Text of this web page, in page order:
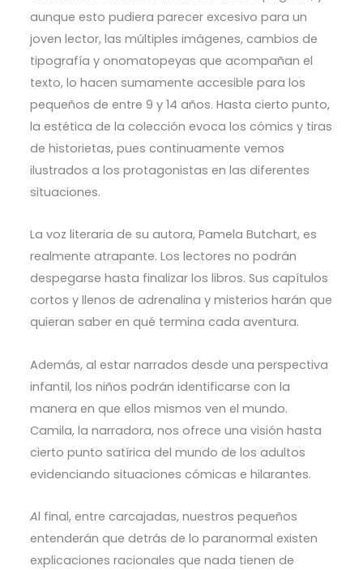
aunque esto pudiera parecer excesivo para un
joven lector, las múltiples imágenes, cambios de
tipografía y onomatopeyas que acompañan el
texto, lo hacen sumamente accesible para los
pequeños de entre 9 y 14 años. Hasta cierto punto,
la estética de la colección evoca los cómics y tiras
de historietas, pues continuamente vemos
ilustrados a los protagonistas en las diferentes
situaciones.
La voz literaria de su autora, Pamela Butchart, es
realmente atrapante. Los lectores no podrán
despegarse hasta finalizar los libros. Sus capítulos
cortos y llenos de adrenalina y misterios harán que
quieran saber en qué termina cada aventura.
Además, al estar narrados desde una perspectiva
infantil, los niños podrán identificarse con la
manera en que ellos mismos ven el mundo.
Camila, la narradora, nos ofrece una visión hasta
cierto punto satírica del mundo de los adultos
evidenciando situaciones cómicas e hilarantes.
Al final, entre carcajadas, nuestros pequeños
entenderán que detrás de lo paranormal existen
explicaciones racionales que nada tienen de